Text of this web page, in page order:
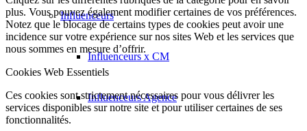
Influenceurs
Influenceurs x CM
Influenceurs Agence
plus. Vous pouvez également modifier certaines de vos préférences.
Notez que le blocage de certains types de cookies peut avoir une
incidence sur votre expérience sur nos sites Web et les services que
nous sommes en mesure d’offrir.
Cookies Web Essentiels
Ces cookies sont strictement nécessaires pour vous délivrer les
services disponibles sur notre site et pour utiliser certaines de ses
fonctionnalités.